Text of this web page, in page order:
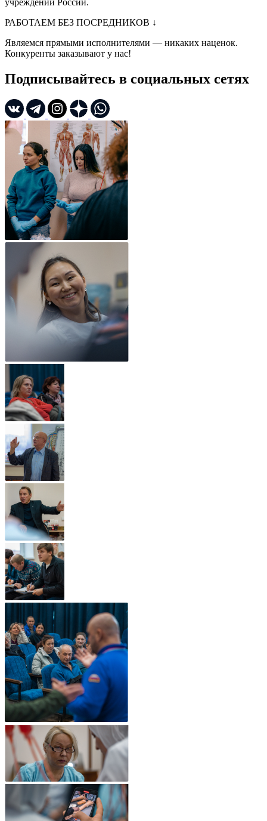
учреждений России.
РАБОТАЕМ БЕЗ ПОСРЕДНИКОВ ↓
Являемся прямыми исполнителями — никаких наценок.
Конкуренты заказывают у нас!
Подписывайтесь в социальных сетях